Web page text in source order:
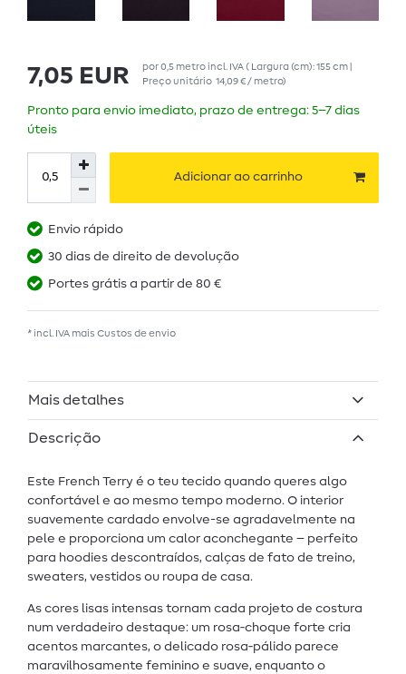
7,05 EUR por0,5 metroincl. IVA( Largura (cm): 155 cm |
Preço unitário 14,09 € / metro)
Pronto para envio imediato, prazo de entrega: 5–7 dias
úteis
Adicionar ao carrinho
Envio rápido
30 dias de direito de devolução
Portes grátis a partir de 80 €
* incl. IVA mais Custos de envio
Mais detalhes
Descrição
Este French Terry é o teu tecido quando queres algo
confortável e ao mesmo tempo moderno. O interior
suavemente cardado envolve-se agradavelmente na
pele e proporciona um calor aconchegante – perfeito
para hoodies descontraídos, calças de fato de treino,
sweaters, vestidos ou roupa de casa.
As cores lisas intensas tornam cada projeto de costura
num verdadeiro destaque: um rosa‑choque forte cria
acentos marcantes, o delicado rosa‑pálido parece
maravilhosamente feminino e suave, enquanto o